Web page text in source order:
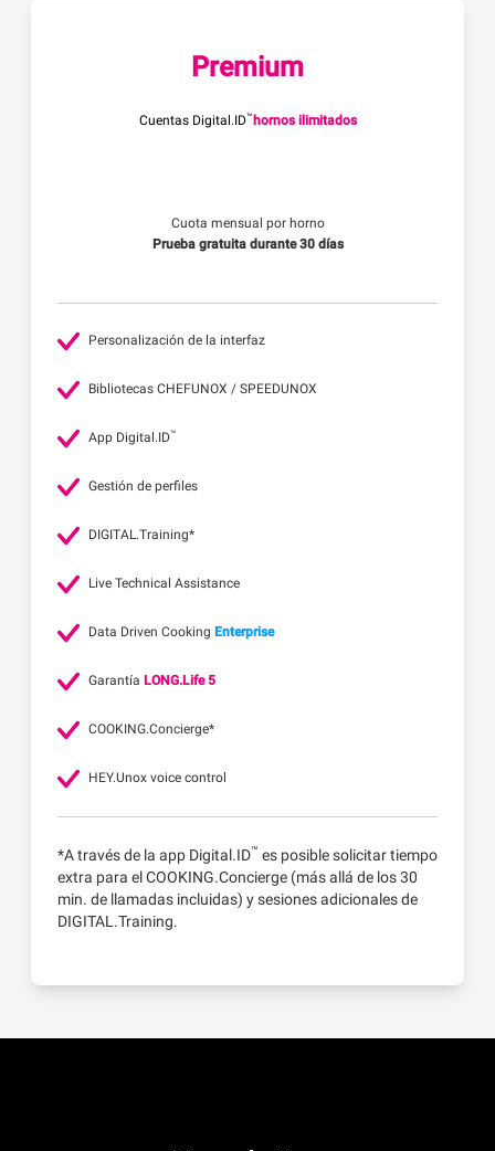
Premium
Cuentas Digital.ID™ hornos ilimitados
Cuota mensual por horno
Prueba gratuita durante 30 días
Personalización de la interfaz
Bibliotecas CHEFUNOX / SPEEDUNOX
App Digital.ID™
Gestión de perfiles
DIGITAL.Training*
Live Technical Assistance
Data Driven Cooking Enterprise
Garantía LONG.Life 5
COOKING.Concierge*
HEY.Unox voice control
*A través de la app Digital.ID™ es posible solicitar tiempo
extra para el COOKING.Concierge (más allá de los 30
min. de llamadas incluidas) y sesiones adicionales de
DIGITAL.Training.